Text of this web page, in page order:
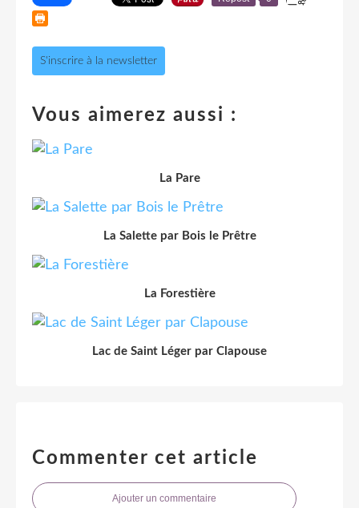
S'inscrire à la newsletter
Vous aimerez aussi :
La Pare
La Salette par Bois le Prêtre
La Forestière
Lac de Saint Léger par Clapouse
Commenter cet article
Ajouter un commentaire